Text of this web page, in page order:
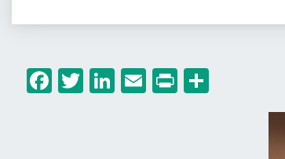
Facebook
Twitter
LinkedIn
Email
Print